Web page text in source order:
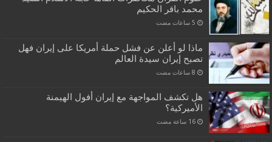
محمد باقر الحكيم
ماذا لو أعلن عن فشل حملة أمريكا على إيران فهل
تصبح إيران سيدة العالم
هل تكشف المواجهة مع إيران أفول الهيمنة
الأميركية؟
‏16 ساعة مضت